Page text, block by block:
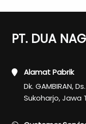
PT. DUA
Alamat Pabrik
Dk. GAMBIRAN,
Sukoharjo, Jawa